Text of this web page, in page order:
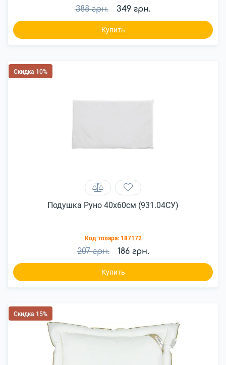
388 грн. 349 грн.
Купить
Скидка 10%
Подушка Руно 40х60см (931.04СУ)
Код товара: 187172
207 грн. 186 грн.
Купить
Скидка 15%